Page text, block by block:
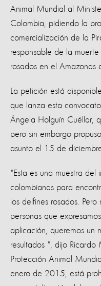
Animal Mundial al
Colombia, pidiendo la
comercialización de la
responsable de la
rosados en el Amazonas
La petición está
que lanza esta
Ángela Holguín Cuéllar,
pero sin embargo
asunto el 15 de
"Esta es una muestra del
colombianas para
los delfines rosados.
personas que
aplicación, queremos un
resultados ", dijo
Protección Animal
enero de 2015, está